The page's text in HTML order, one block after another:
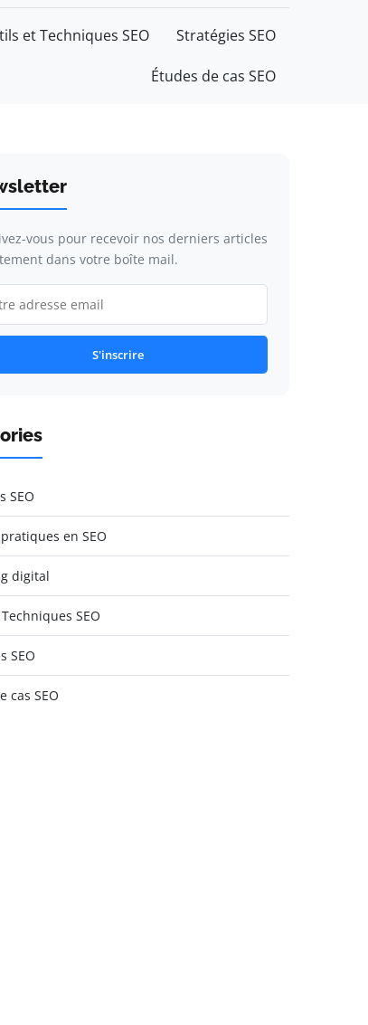
et Techniques SEO Stratégies SEO
Études de cas SEO
vous pour recevoir nos derniers articles
dans votre boîte mail.
S'inscrire
SEO
en SEO
digital
SEO
SEO
cas SEO